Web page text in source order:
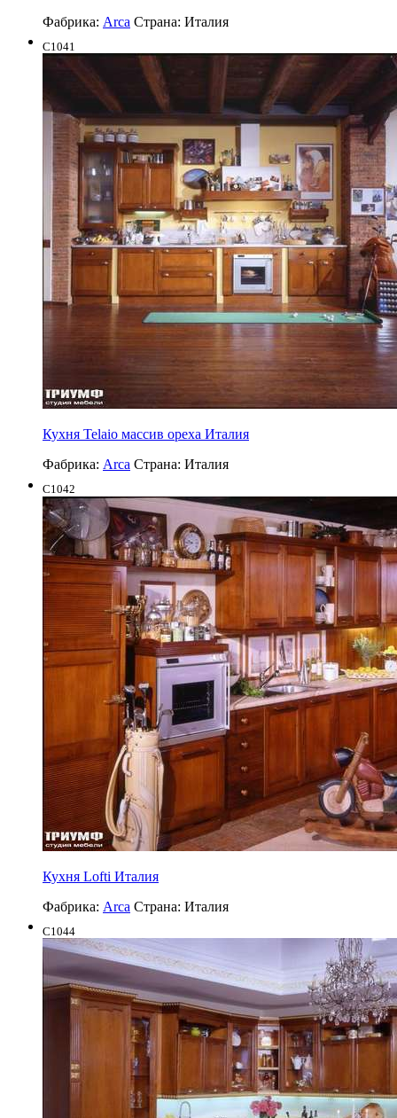
Фабрика: Arca Страна: Италия
C1041
Кухня Telaio массив ореха Италия
Фабрика: Arca Страна: Италия
C1042
Кухня Lofti Италия
Фабрика: Arca Страна: Италия
C1044